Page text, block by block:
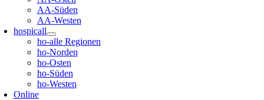
AA-Süden
AA-Westen
hospicall
ho-alle Regionen
ho-Norden
ho-Osten
ho-Süden
ho-Westen
Online